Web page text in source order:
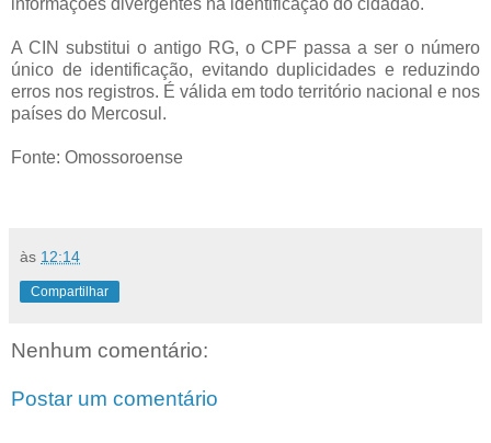
informações divergentes na identificação do cidadão.
A CIN substitui o antigo RG, o CPF passa a ser o número
único de identificação, evitando duplicidades e reduzindo
erros nos registros. É válida em todo território nacional e nos
países do Mercosul.
Fonte: Omossoroense
às 12:14
Compartilhar
Nenhum comentário:
Postar um comentário